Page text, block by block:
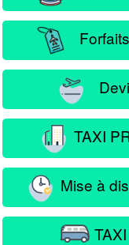
TAXI
Mise à